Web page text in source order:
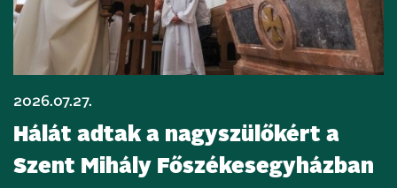
2026.07.27.
Hálát adtak a nagyszülőkért a
Szent Mihály Főszékesegyházban